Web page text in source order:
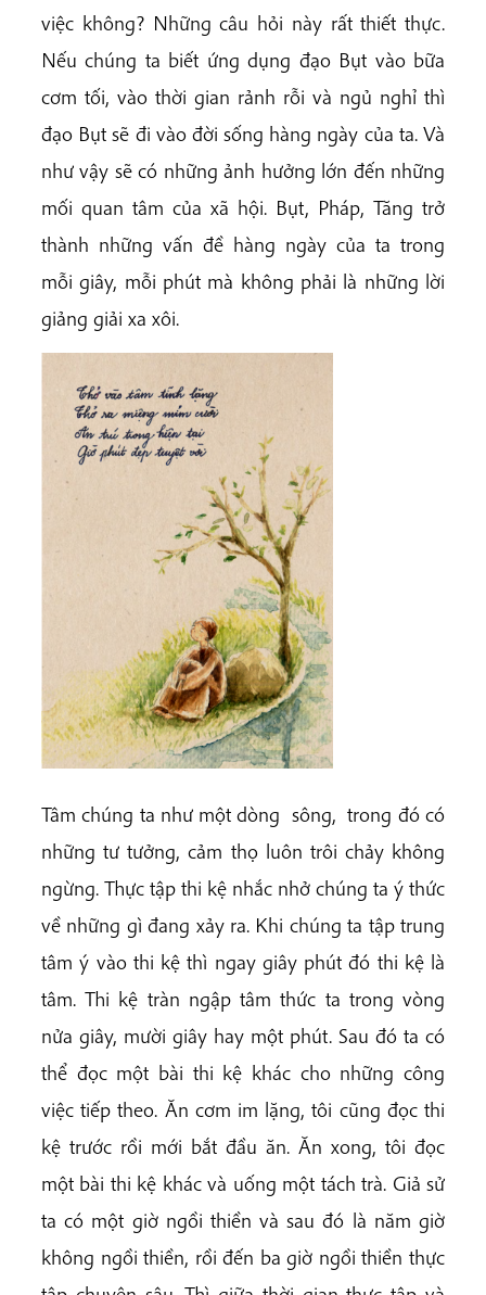
việc không? Những câu hỏi này rất thiết thực.
Nếu chúng ta biết ứng dụng đạo Bụt vào bữa
cơm tối, vào thời gian rảnh rỗi và ngủ nghỉ thì
đạo Bụt sẽ đi vào đời sống hàng ngày của ta. Và
như vậy sẽ có những ảnh hưởng lớn đến những
mối quan tâm của xã hội. Bụt, Pháp, Tăng trở
thành những vấn đề hàng ngày của ta trong
mỗi giây, mỗi phút mà không phải là những lời
giảng giải xa xôi.
Tâm chúng ta như một dòng sông, trong đó có
những tư tưởng, cảm thọ luôn trôi chảy không
ngừng. Thực tập thi kệ nhắc nhở chúng ta ý thức
về những gì đang xảy ra. Khi chúng ta tập trung
tâm ý vào thi kệ thì ngay giây phút đó thi kệ là
tâm. Thi kệ tràn ngập tâm thức ta trong vòng
nửa giây, mười giây hay một phút. Sau đó ta có
thể đọc một bài thi kệ khác cho những công
việc tiếp theo. Ăn cơm im lặng, tôi cũng đọc thi
kệ trước rồi mới bắt đầu ăn. Ăn xong, tôi đọc
một bài thi kệ khác và uống một tách trà. Giả sử
ta có một giờ ngồi thiền và sau đó là năm giờ
không ngồi thiền, rồi đến ba giờ ngồi thiền thực